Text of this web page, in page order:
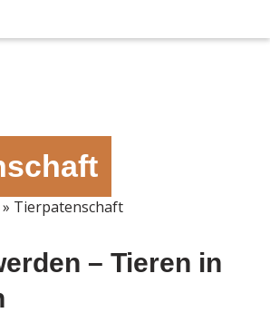
» Tierpatenschaft
– Tieren in